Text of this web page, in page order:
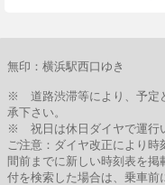
無印：横浜駅西口ゆき
※ 道路渋滞等により、予定
承下さい。
※ 祝日は休日ダイヤで運行
ご注意：ダイヤ改正により時
間前までに新しい時刻表を
付を検索した場合は、乗車前